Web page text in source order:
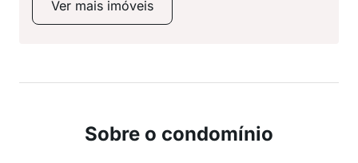
Ver mais imóveis
Sobre o condomínio